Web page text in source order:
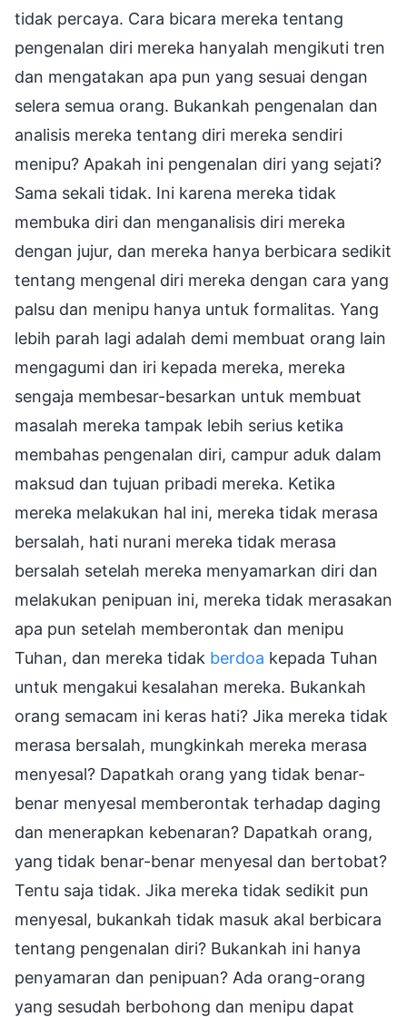
tidak percaya. Cara bicara mereka tentang
pengenalan diri mereka hanyalah mengikuti tren
dan mengatakan apa pun yang sesuai dengan
selera semua orang. Bukankah pengenalan dan
analisis mereka tentang diri mereka sendiri
menipu? Apakah ini pengenalan diri yang sejati?
Sama sekali tidak. Ini karena mereka tidak
membuka diri dan menganalisis diri mereka
dengan jujur, dan mereka hanya berbicara sedikit
tentang mengenal diri mereka dengan cara yang
palsu dan menipu hanya untuk formalitas. Yang
lebih parah lagi adalah demi membuat orang lain
mengagumi dan iri kepada mereka, mereka
sengaja membesar-besarkan untuk membuat
masalah mereka tampak lebih serius ketika
membahas pengenalan diri, campur aduk dalam
maksud dan tujuan pribadi mereka. Ketika
mereka melakukan hal ini, mereka tidak merasa
bersalah, hati nurani mereka tidak merasa
bersalah setelah mereka menyamarkan diri dan
melakukan penipuan ini, mereka tidak merasakan
apa pun setelah memberontak dan menipu
Tuhan, dan mereka tidak berdoa kepada Tuhan
untuk mengakui kesalahan mereka. Bukankah
orang semacam ini keras hati? Jika mereka tidak
merasa bersalah, mungkinkah mereka merasa
menyesal? Dapatkah orang yang tidak benar-
benar menyesal memberontak terhadap daging
dan menerapkan kebenaran? Dapatkah orang,
yang tidak benar-benar menyesal dan bertobat?
Tentu saja tidak. Jika mereka tidak sedikit pun
menyesal, bukankah tidak masuk akal berbicara
tentang pengenalan diri? Bukankah ini hanya
penyamaran dan penipuan? Ada orang-orang
yang sesudah berbohong dan menipu dapat